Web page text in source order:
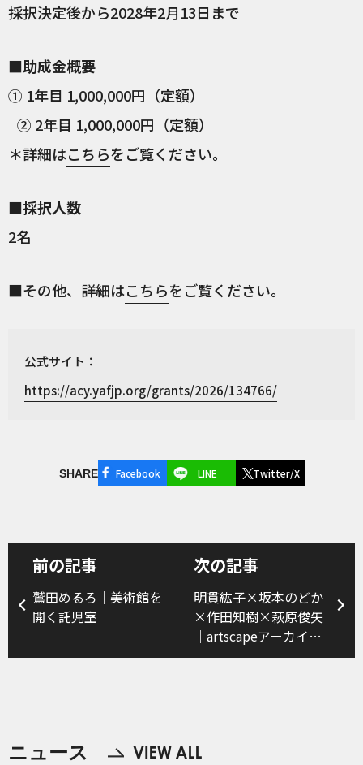
採択決定後から2028年2月13日まで
■助成金概要
① 1年目 1,000,000円（定額）
② 2年目 1,000,000円（定額）
＊詳細はこちらをご覧ください。
■採択人数
2名
■その他、詳細はこちらをご覧ください。
公式サイト：
https://acy.yafjp.org/grants/2026/134766/
SHARE Facebook LINE Twitter/X
前の記事
鷲田めるろ｜美術館を
開く託児室
次の記事
明貫紘子×坂本のどか
×作田知樹×萩原俊矢
｜artscapeアーカイブ
の創造的活用──30年
ニュース